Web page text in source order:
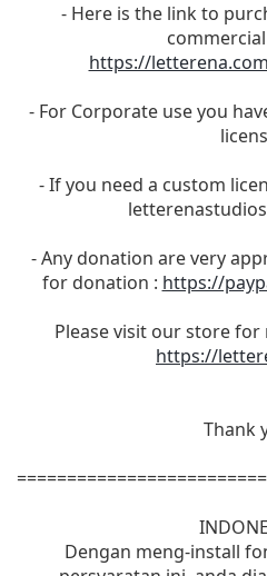
- Here is the link to
https://
- For Corporate use you
- If you need a custom
- Any donation are very
for donation : https://
Please visit our store
https://
Thank
Dengan meng-install